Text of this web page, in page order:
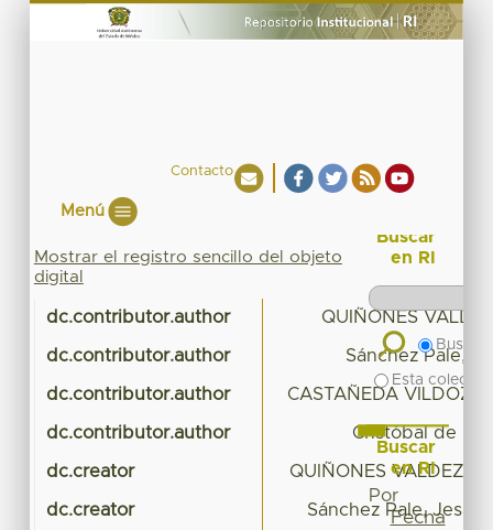
Contacto
Menú
Mostrar el registro sencillo del objeto
digital
dc.contributor.author QUIÑONES
dc.contributor.author Sánchez Pale,
dc.contributor.author CASTAÑEDA
dc.contributor.author Cristóbal de la
dc.creator QUIÑONES VALDEZ,
dc.creator Sánchez Pale, Jesús
Buscar
en RI
Buscar
Esta
Buscar
en RI
Por
Fecha